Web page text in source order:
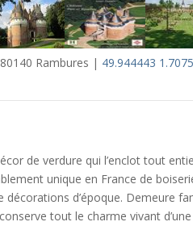
Rambures | 49.944443
de verdure qui l’enclot tout
unique en France de
décorations d’époque. Demeure
tout le charme vivant